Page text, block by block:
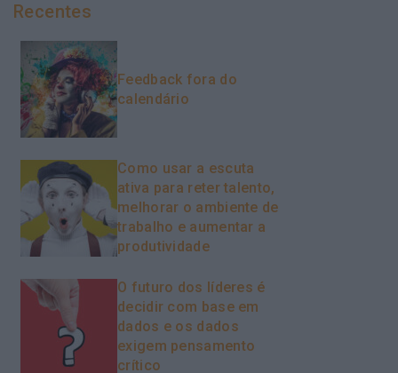
Recentes
Feedback fora do
calendário
Como usar a escuta
ativa para reter talento,
melhorar o ambiente de
trabalho e aumentar a
produtividade
O futuro dos líderes é
decidir com base em
dados e os dados
exigem pensamento
crítico